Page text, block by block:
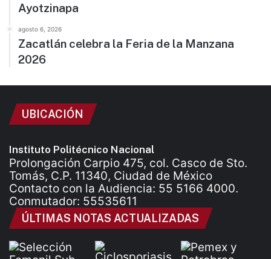
Ayotzinapa
agosto 6, 2026
Zacatlán celebra la Feria de la Manzana
2026
UBICACIÓN
Instituto Politécnico Nacional
Prolongación Carpio 475, col. Casco de Sto.
Tomás, C.P. 11340, Ciudad de México
Contacto con la Audiencia: 55 5166 4000.
Conmutador: 55535611
ÚLTIMAS NOTAS ACTUALIZADAS